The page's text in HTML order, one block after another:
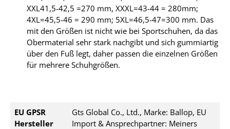
XXL41,5-42,5 =270 mm, XXXL=43-44 = 280mm;
4XL=45,5-46 = 290 mm; 5XL=46,5-47=300 mm. Das
mit den Größen ist nicht wie bei Sportschuhen, da das
Obermaterial sehr stark nachgibt und sich gummiartig
über den Fuß legt, daher passen die einzelnen Größen
für mehrere Schuhgrößen.
EU GPSR
Hersteller
Gts Global Co., Ltd., Marke: Ballop, EU
Import & Ansprechpartner: Meiners